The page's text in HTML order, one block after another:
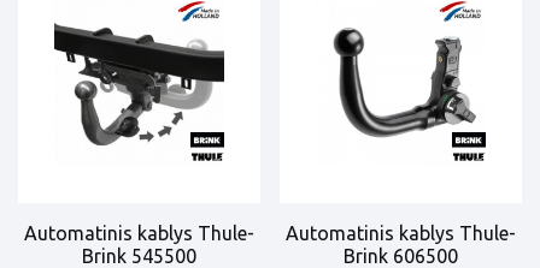
Automatinis kablys Thule-
Brink 545500
Automatinis kablys Thule-
Brink 606500